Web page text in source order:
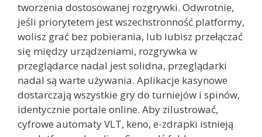
tworzenia dostosowanej rozgrywki. Odwrotnie,
jeśli priorytetem jest wszechstronność platformy,
wolisz grać bez pobierania, lub lubisz przełączać
się między urządzeniami, rozgrywka w
przeglądarce nadal jest solidna, przeglądarki
nadal są warte używania. Aplikacje kasynowe
dostarczają wszystkie gry do turniejów i spinów,
identycznie portale online. Aby zilustrować,
cyfrowe automaty VLT, keno, e-zdrapki istnieją